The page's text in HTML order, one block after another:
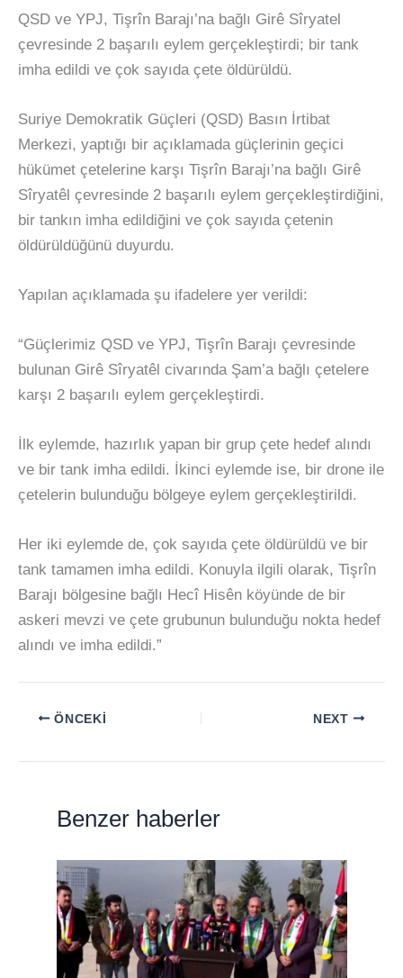
QSD ve YPJ, Tişrîn Barajı’na bağlı Girê Sîryatel
çevresinde 2 başarılı eylem gerçekleştirdi; bir tank
imha edildi ve çok sayıda çete öldürüldü.
Suriye Demokratik Güçleri (QSD) Basın İrtibat
Merkezi, yaptığı bir açıklamada güçlerinin geçici
hükümet çetelerine karşı Tişrîn Barajı’na bağlı Girê
Sîryatêl çevresinde 2 başarılı eylem gerçekleştirdiğini,
bir tankın imha edildiğini ve çok sayıda çetenin
öldürüldüğünü duyurdu.
Yapılan açıklamada şu ifadelere yer verildi:
“Güçlerimiz QSD ve YPJ, Tişrîn Barajı çevresinde
bulunan Girê Sîryatêl civarında Şam’a bağlı çetelere
karşı 2 başarılı eylem gerçekleştirdi.
İlk eylemde, hazırlık yapan bir grup çete hedef alındı
ve bir tank imha edildi. İkinci eylemde ise, bir drone ile
çetelerin bulunduğu bölgeye eylem gerçekleştirildi.
Her iki eylemde de, çok sayıda çete öldürüldü ve bir
tank tamamen imha edildi. Konuyla ilgili olarak, Tişrîn
Barajı bölgesine bağlı Hecî Hisên köyünde de bir
askeri mevzi ve çete grubunun bulunduğu nokta hedef
alındı ve imha edildi.”
ÖNCEKI NEXT
Benzer haberler